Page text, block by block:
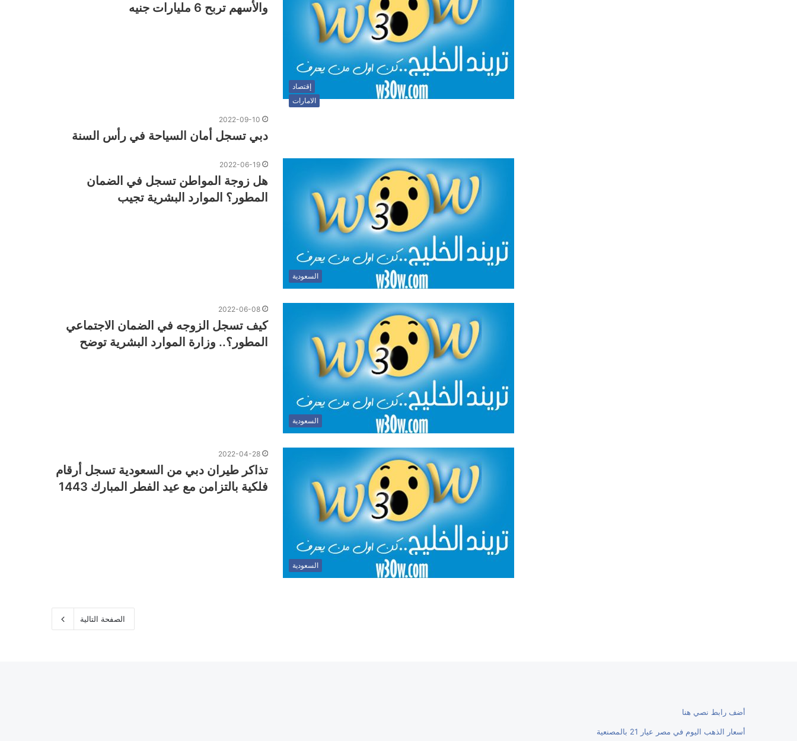
إقتصاد
والأسهم تربح 6 مليارات جنيه
الامارات
2022-09-10
دبي تسجل أمان السياحة في رأس السنة
السعودية
2022-06-19
هل زوجة المواطن تسجل في الضمان
المطور؟ الموارد البشرية تجيب
السعودية
2022-06-08
كيف تسجل الزوجه في الضمان الاجتماعي
المطور؟.. وزارة الموارد البشرية توضح
السعودية
2022-04-28
تذاكر طيران دبي من السعودية تسجل أرقام
فلكية بالتزامن مع عيد الفطر المبارك 1443
الصفحة التالية
أضف رابط نصي هنا
أسعار الذهب اليوم في مصر عيار 21 بالمصنعية